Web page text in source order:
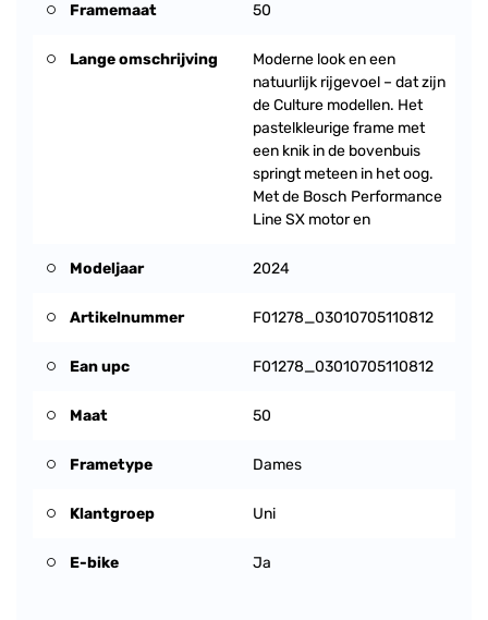
Framemaat 50
Lange omschrijving
Moderne look en een
natuurlijk rijgevoel – dat zijn
de Culture modellen. Het
pastelkleurige frame met
een knik in de bovenbuis
springt meteen in het oog.
Met de Bosch Performance
Line SX motor en
Modeljaar 2024
Artikelnummer F01278_03010705110812
Ean upc F01278_03010705110812
Maat 50
Frametype Dames
Klantgroep Uni
E-bike Ja